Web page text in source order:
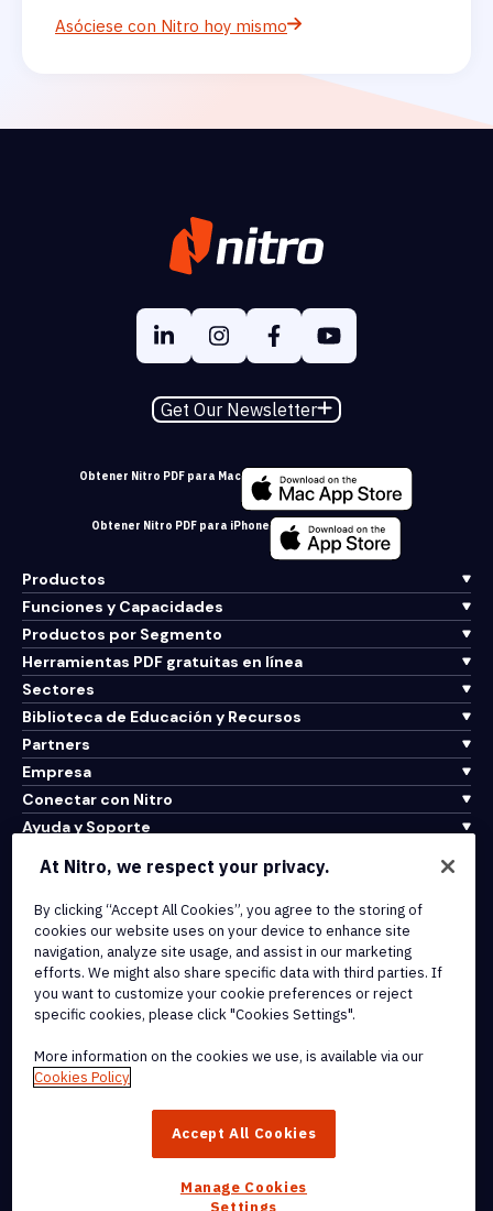
Asóciese con Nitro hoy mismo
Get Our Newsletter
Obtener Nitro PDF para Mac
Obtener Nitro PDF para iPhone
Productos
Funciones y Capacidades
Productos por Segmento
Herramientas PDF gratuitas en línea
Sectores
Biblioteca de Educación y Recursos
Partners
Empresa
Conectar con Nitro
Ayuda y Soporte
Terms of Service
Cookie Policy
Copyright Policy
All Terms & Policies
trademarks, of Nitro Software, Inc. or its affiliates in the United
At Nitro, we respect your privacy.
By clicking “Accept All Cookies”, you agree to the storing of
cookies our website uses on your device to enhance site
navigation, analyze site usage, and assist in our marketing
efforts. We might also share specific data with third parties. If
you want to customize your cookie preferences or reject
specific cookies, please click "Cookies Settings".
More information on the cookies we use, is available via our
Cookies Policy
Accept All Cookies
Manage Cookies
Settings